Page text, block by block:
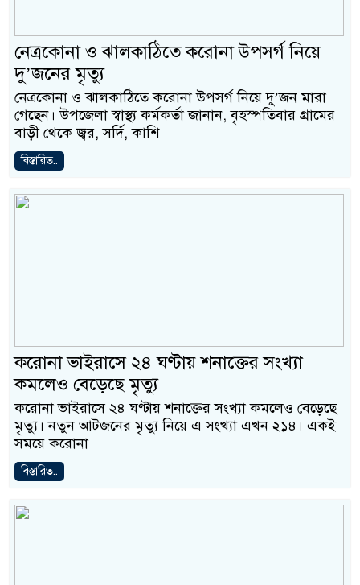
নেত্রকোনা ও ঝালকাঠিতে করোনা উপসর্গ নিয়ে
দু’জনের মৃত্যু
নেত্রকোনা ও ঝালকাঠিতে করোনা উপসর্গ নিয়ে দু’জন মারা
গেছেন। উপজেলা স্বাস্থ্য কর্মকর্তা জানান, বৃহস্পতিবার গ্রামের
বাড়ী থেকে জ্বর, সর্দি, কাশি
বিস্তারিত..
করোনা ভাইরাসে ২৪ ঘণ্টায় শনাক্তের সংখ্যা
কমলেও বেড়েছে মৃত্যু
করোনা ভাইরাসে ২৪ ঘণ্টায় শনাক্তের সংখ্যা কমলেও বেড়েছে
মৃত্যু। নতুন আটজনের মৃত্যু নিয়ে এ সংখ্যা এখন ২১৪। একই
সময়ে করোনা
বিস্তারিত..